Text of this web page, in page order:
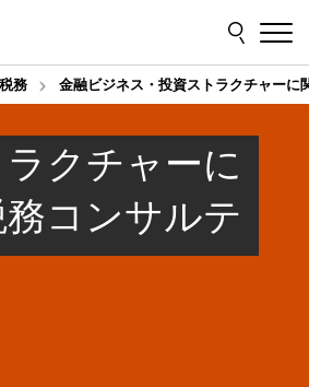
税務 金融ビジネス・投資ストラクチャーに
クチャーに
コンサルテ